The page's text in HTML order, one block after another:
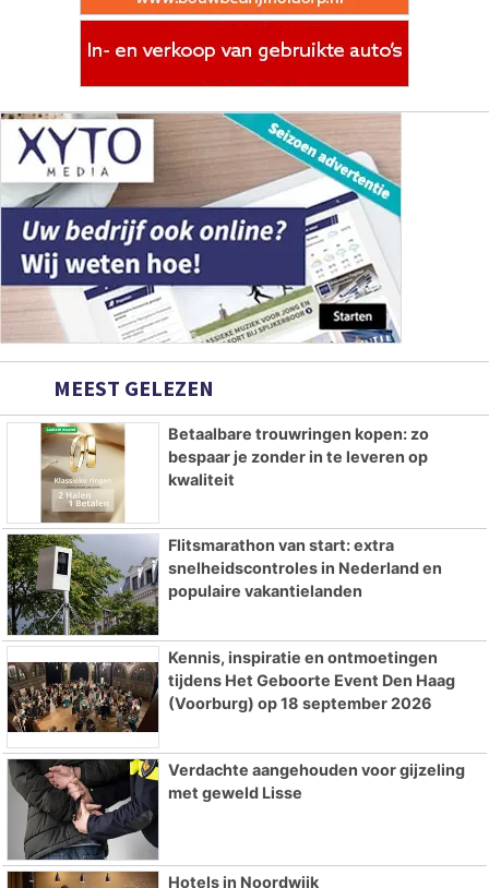
MEEST GELEZEN
Betaalbare trouwringen kopen: zo
bespaar je zonder in te leveren op
kwaliteit
Flitsmarathon van start: extra
snelheidscontroles in Nederland en
populaire vakantielanden
Kennis, inspiratie en ontmoetingen
tijdens Het Geboorte Event Den Haag
(Voorburg) op 18 september 2026
Verdachte aangehouden voor gijzeling
met geweld Lisse
Hotels in Noordwijk